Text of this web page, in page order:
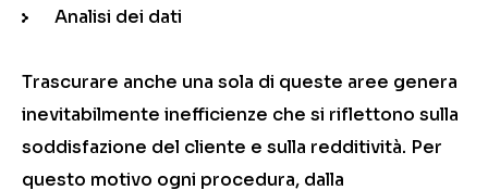
Analisi dei dati
Trascurare anche una sola di queste aree genera
inevitabilmente inefficienze che si riflettono sulla
soddisfazione del cliente e sulla redditività. Per
questo motivo ogni procedura, dalla